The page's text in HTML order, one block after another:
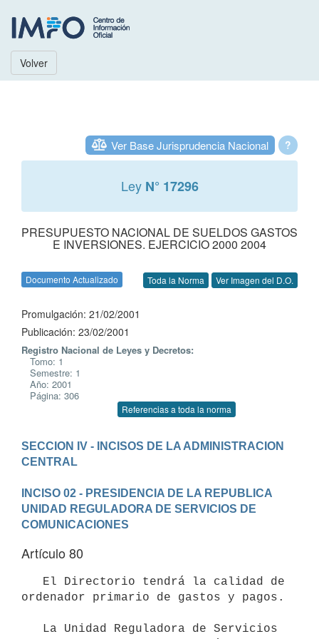
Volver
?
Ver Base Jurisprudencia Nacional
Ley N° 17296
PRESUPUESTO NACIONAL DE SUELDOS GASTOS
E INVERSIONES. EJERCICIO 2000 2004
Documento Actualizado Toda la Norma Ver Imagen del D.O.
Promulgación: 21/02/2001
Publicación: 23/02/2001
Registro Nacional de Leyes y Decretos:
Tomo: 1
Semestre: 1
Año: 2001
Página: 306
Referencias a toda la norma
SECCION IV - INCISOS DE LA ADMINISTRACION
CENTRAL
INCISO 02 - PRESIDENCIA DE LA REPUBLICA
UNIDAD REGULADORA DE SERVICIOS DE
COMUNICACIONES
Artículo 80
ordenador primario de gastos y pagos.